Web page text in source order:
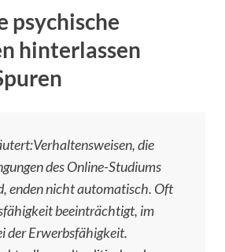
psychische
hinterlassen
die
des Online-Studiums
enden nicht automatisch. Oft
beeinträchtigt, im
der Erwerbsfähigkeit.